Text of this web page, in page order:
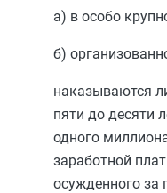
а) в особо
б)
наказываются
пяти до десяти
одного
заработной
осужденного за